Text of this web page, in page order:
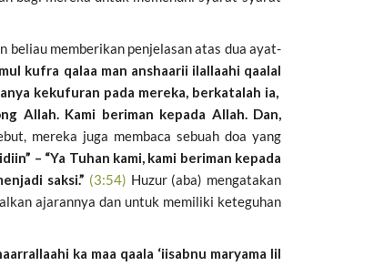
beliau memberikan penjelasan atas dua ayat-
kufra qalaa man anshaarii ilallaahi qaalal
kekufuran pada mereka, berkatalah ia,
Allah. Kami beriman kepada Allah. Dan,
mereka juga membaca sebuah doa yang
– “Ya Tuhan kami, kami beriman kepada
saksi.” (3:54) Huzur (aba) mengatakan
ajarannya dan untuk memiliki keteguhan
ka maa qaala ‘iisabnu maryama lil